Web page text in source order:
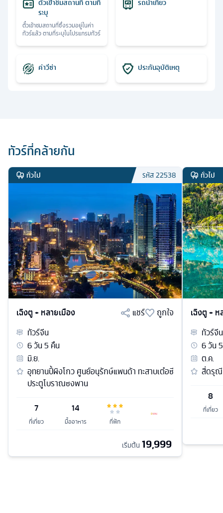
ตั๋วเข้าชมสถานที่ ตามที่
ระบุ
ตั๋วเข้าชมสถานที่ซึ่งรวมอยู่ในค่า
ทัวร์แล้ว ตามที่ระบุในโปรแกรมทัวร์
รถนำเที่ยว
ค่าวีซ่า ประกันอุบัติเหตุ
ทัวร์ที่คล้ายกัน
ทั่วไป รหัส22538
เฉิงตู + หลายเมือง แชร์
ถูกใจ
ทัวร์จีน
6วัน5 คืน
มิ.ย.
อุทยานปี้ผิงโกว ศูนย์อนุรักษ์แพนด้า ทะสาบเต๋อซี
ประตูโบราณซงพาน
7
ที่เที่ยว
14
มื้ออาหาร ที่พัก
เริ่มต้น 19,999
ทั่วไป
เฉิงตู +
ทัวร์จีน
6วัน5
ต.ค.
สี่ดรุณี
8
ที่เที่ยว